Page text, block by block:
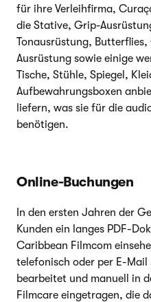
für ihre Verleihfirma,
die Stative, Grip-
Tonausrüstung,
Ausrüstung sowie einige
Tische, Stühle, Spiegel,
Aufbewahrungsboxen
liefern, was sie für die
benötigen.
Online-Buchungen
In den ersten Jahren der
Kunden ein langes PDF-
Caribbean Filmcom
telefonisch oder per E-Mail
bearbeitet und manuell in
Filmcare eingetragen, die